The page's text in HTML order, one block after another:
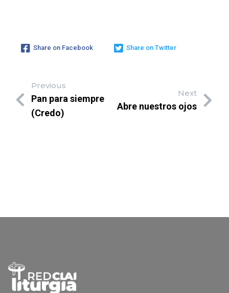
Share on Facebook Share on Twitter
Previous
Pan para siempre
(Credo)
Next
Abre nuestros ojos